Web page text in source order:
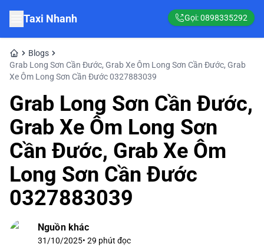
Taxi Nhanh Gọi:0898335292
Blogs
Grab Long Sơn Cần Đước, Grab Xe Ôm Long Sơn Cần Đước, Grab
Xe Ôm Long Sơn Cần Đước 0327883039
Grab Long Sơn Cần Đước,
Grab Xe Ôm Long Sơn
Cần Đước, Grab Xe Ôm
Long Sơn Cần Đước
0327883039
Nguồn khác
31/10/2025• 29 phút đọc